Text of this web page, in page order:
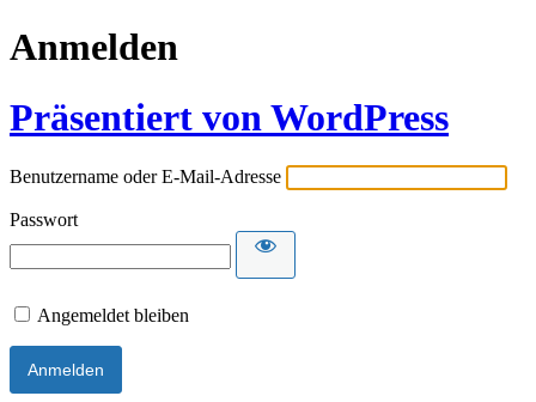
Anmelden
Präsentiert von WordPress
Benutzername oder E-Mail-Adresse
Passwort
Angemeldet bleiben